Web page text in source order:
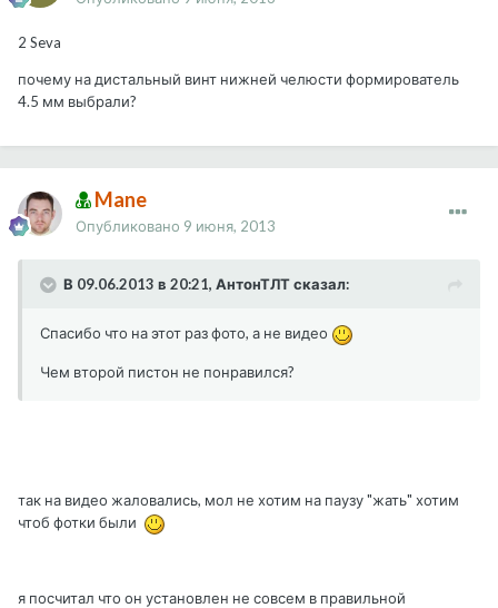
2 Seva
почему на дистальный винт нижней челюсти формирователь
4.5 мм выбрали?
Mane
Опубликовано 9 июня, 2013
В 09.06.2013 в 20:21, АнтонТЛТ сказал:
Спасибо что на этот раз фото, а не видео
Чем второй пистон не понравился?
так на видео жаловались, мол не хотим на паузу "жать" хотим
чтоб фотки были
я посчитал что он установлен не совсем в правильной